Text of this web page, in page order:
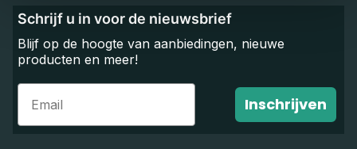
Schrijf u in voor de nieuwsbrief
Blijf op de hoogte van aanbiedingen, nieuwe
producten en meer!
Email
Inschrijven